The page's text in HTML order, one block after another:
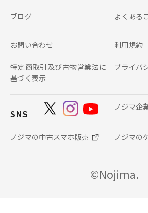
ブログ よくある
お問い合わせ 利用規約
特定商取引及び古物営業法に
基づく表示
プライバ
SNS
ノジマ企
ノジマの中古スマホ販売 ノジマの
©Nojima.